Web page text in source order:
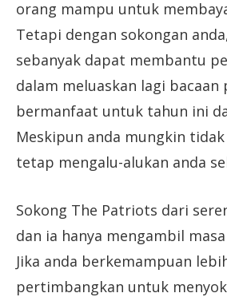
orang mampu untuk
Tetapi dengan sokongan
sebanyak dapat membantu
dalam meluaskan lagi bacaan
bermanfaat untuk tahun ini
Meskipun anda mungkin
tetap mengalu-alukan anda
Sokong The Patriots dari
dan ia hanya mengambil
Jika anda berkemampuan
pertimbangkan untuk